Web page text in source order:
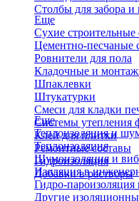
Столбы для забора
Еще
Сухие строительные
Цементно-песчаные
Ровнители для пола
Кладочные и
Шпаклевки
Штукатурки
Смеси для кладки
Системы утепления
Клей для плитки
Ремонтные составы
Гидроизоляция
Добавки в растворы
Еще
Теплоизоляция и
Теплоизоляция
Шумоизоляция и
Изоляция в
Гидро-пароизоляция
Другие